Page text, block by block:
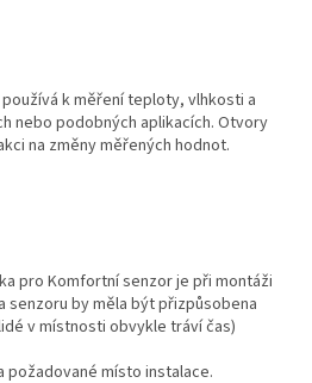
k měření teploty, vlhkosti a
nebo podobných aplikacích. Otvory
na změny měřených hodnot.
pro Komfortní senzor je při montáži
senzoru by měla být přizpůsobena
v místnosti obvykle tráví čas)
požadované místo instalace.